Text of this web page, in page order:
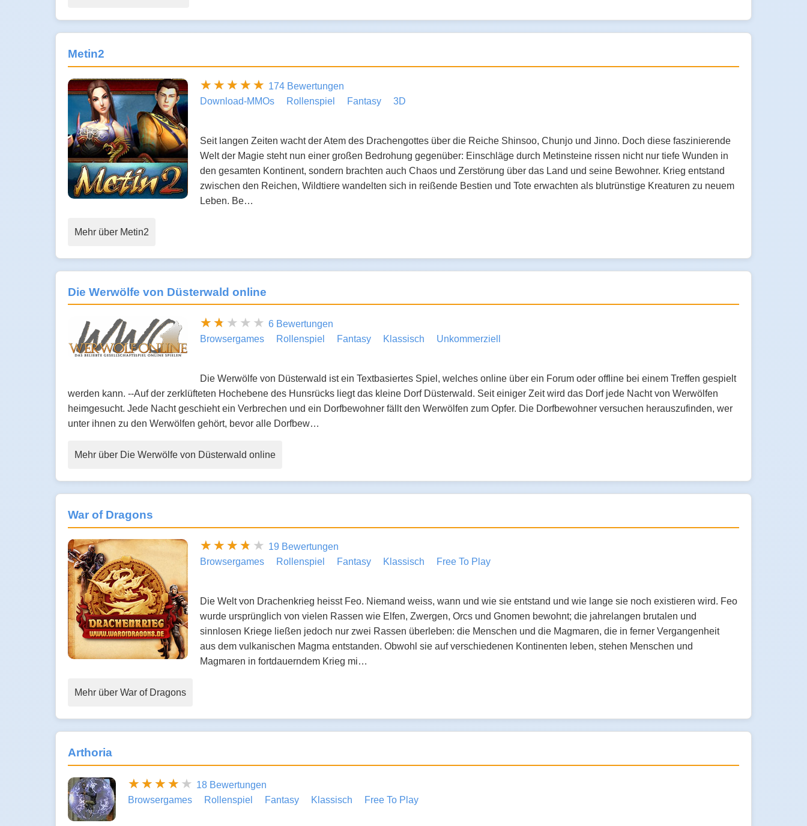
Metin2
174 Bewertungen
Download-MMOs
Rollenspiel Fantasy 3D
Seit langen Zeiten wacht der Atem des Drachengottes über die Reiche Shinsoo, Chunjo und Jinno. Doch diese faszinierende
Welt der Magie steht nun einer großen Bedrohung gegenüber: Einschläge durch Metinsteine rissen nicht nur tiefe Wunden in
den gesamten Kontinent, sondern brachten auch Chaos und Zerstörung über das Land und seine Bewohner. Krieg entstand
zwischen den Reichen, Wildtiere wandelten sich in reißende Bestien und Tote erwachten als blutrünstige Kreaturen zu neuem
Leben. Be…
Mehr über Metin2
Die Werwölfe von Düsterwald online
6 Bewertungen
Browsergames
Rollenspiel Fantasy Klassisch Unkommerziell
Die Werwölfe von Düsterwald ist ein Textbasiertes Spiel, welches online über ein Forum oder offline bei einem Treffen gespielt
werden kann. --Auf der zerklüfteten Hochebene des Hunsrücks liegt das kleine Dorf Düsterwald. Seit einiger Zeit wird das Dorf jede Nacht von Werwölfen
heimgesucht. Jede Nacht geschieht ein Verbrechen und ein Dorfbewohner fällt den Werwölfen zum Opfer. Die Dorfbewohner versuchen herauszufinden, wer
unter ihnen zu den Werwölfen gehört, bevor alle Dorfbew…
Mehr über Die Werwölfe von Düsterwald online
War of Dragons
19 Bewertungen
Browsergames
Rollenspiel Fantasy Klassisch Free To Play
Die Welt von Drachenkrieg heisst Feo. Niemand weiss, wann und wie sie entstand und wie lange sie noch existieren wird. Feo
wurde ursprünglich von vielen Rassen wie Elfen, Zwergen, Orcs und Gnomen bewohnt; die jahrelangen brutalen und
sinnlosen Kriege ließen jedoch nur zwei Rassen überleben: die Menschen und die Magmaren, die in ferner Vergangenheit
aus dem vulkanischen Magma entstanden. Obwohl sie auf verschiedenen Kontinenten leben, stehen Menschen und
Magmaren in fortdauerndem Krieg mi…
Mehr über War of Dragons
Arthoria
18 Bewertungen
Browsergames
Rollenspiel Fantasy Klassisch Free To Play